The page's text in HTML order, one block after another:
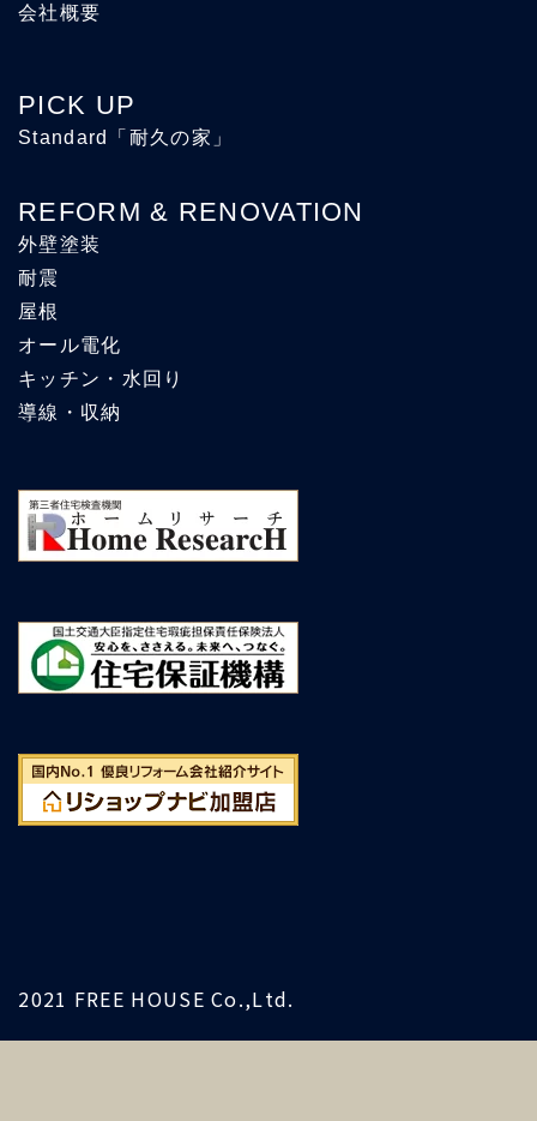
会社概要
PICK UP
Standard「耐久の家」
REFORM & RENOVATION
外壁塗装
耐震
屋根
オール電化
キッチン・水回り
導線・収納
2021 FREE HOUSE Co.,Ltd.